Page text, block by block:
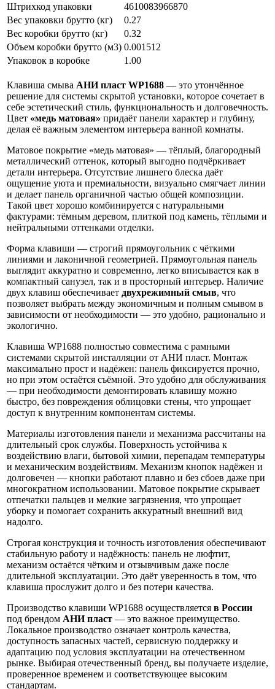
Штрихкод упаковки
4610083966870
Вес упаковки брутто (кг)
0.27
Вес коробки брутто (кг)
0.32
Объем коробки брутто (м3) 0.001512
Упаковок в коробке
1.00
Клавиша смыва АНИ пласт WP1688 — это утончённое
решение для системы скрытой установки, которое сочетает в
себе эстетический стиль, функциональность и долговечность.
Цвет «медь матовая» придаёт панели характер и глубину,
делая её важным элементом интерьера ванной комнаты.
Матовое покрытие «медь матовая» — тёплый, благородный
металлический оттенок, который выгодно подчёркивает
детали интерьера. Отсутствие лишнего блеска даёт
ощущение уюта и премиальности, визуально смягчает линии
и делает панель органичной частью общей композиции.
Такой цвет хорошо комбинируется с натуральными
фактурами: тёмным деревом, плиткой под камень, тёплыми и
нейтральными оттенками отделки.
Форма клавиши — строгий прямоугольник с чёткими
линиями и лаконичной геометрией. Прямоугольная панель
выглядит аккуратно и современно, легко вписывается как в
компактный санузел, так и в просторный интерьер. Наличие
двух клавиш обеспечивает двухрежимный смыв, что
позволяет выбрать между экономичным и полным смывом в
зависимости от необходимости — это удобно, рационально и
экологично.
Клавиша WP1688 полностью совместима с рамными
системами скрытой инсталляции от АНИ пласт. Монтаж
максимально прост и надёжен: панель фиксируется прочно,
но при этом остаётся съёмной. Это удобно для обслуживания
— при необходимости демонтировать клавишу можно
быстро, без повреждения облицовки стены, что упрощает
доступ к внутренним компонентам системы.
Материалы изготовления панели и механизма рассчитаны на
длительный срок службы. Поверхность устойчива к
воздействию влаги, бытовой химии, перепадам температуры
и механическим воздействиям. Механизм кнопок надёжен и
долговечен — кнопки работают плавно и без сбоев даже при
многократном использовании. Матовое покрытие скрывает
отпечатки пальцев и мелкие загрязнения, что упрощает
уборку и помогает сохранить аккуратный внешний вид
надолго.
Строгая конструкция и точность изготовления обеспечивают
стабильную работу и надёжность: панель не люфтит,
механизм остаётся чётким и отзывчивым даже после
длительной эксплуатации. Это даёт уверенность в том, что
клавиша прослужит долго и без потери качества.
Производство клавиши WP1688 осуществляется в России
под брендом АНИ пласт — это важное преимущество.
Локальное производство означает контроль качества,
доступность запасных частей, сервисную поддержку и
адаптацию под условия эксплуатации на отечественном
рынке. Выбирая отечественный бренд, вы получаете изделие,
проверенное временем и соответствующее высоким
стандартам.